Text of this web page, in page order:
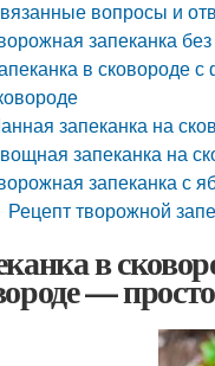
вопросы и
запеканка
в сковороде
запеканка на
запеканка на
запеканка с
Рецепт творожной
в
—